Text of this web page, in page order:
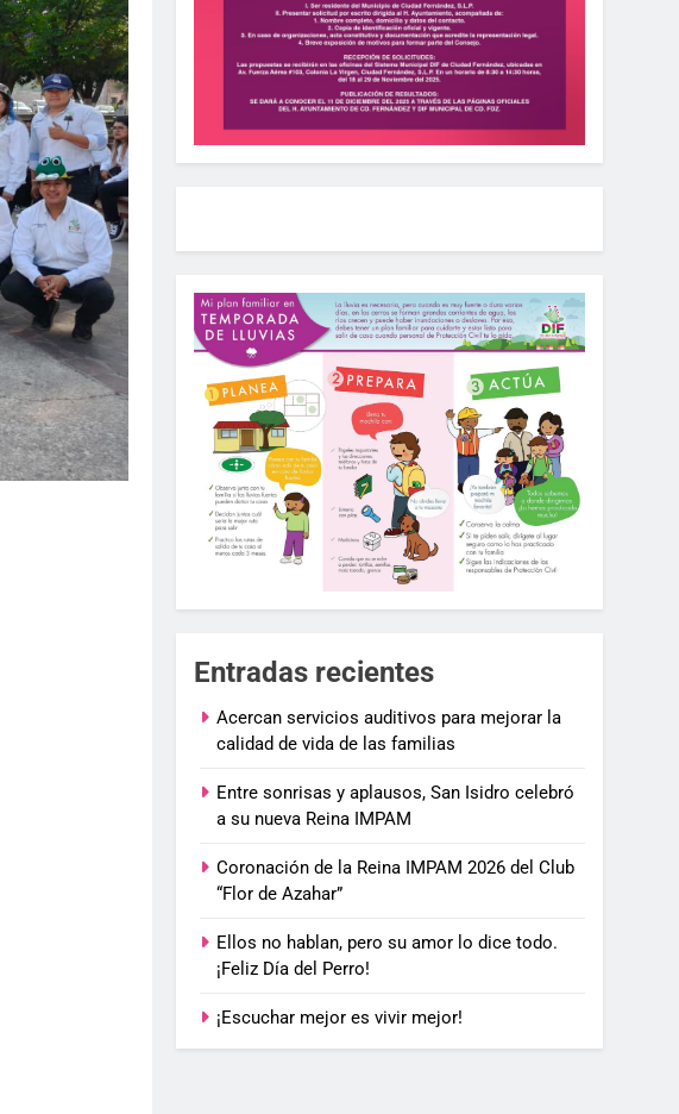
Entradas recientes
Acercan servicios auditivos para mejorar la
calidad de vida de las familias
Entre sonrisas y aplausos, San Isidro celebró
a su nueva Reina IMPAM
Coronación de la Reina IMPAM 2026 del Club
“Flor de Azahar”
Ellos no hablan, pero su amor lo dice todo.
¡Feliz Día del Perro!
¡Escuchar mejor es vivir mejor!